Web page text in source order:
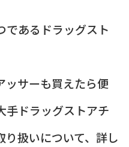
であるドラッグスト
ッサーも買えたら便
手ドラッグストアチ
り扱いについて、詳し